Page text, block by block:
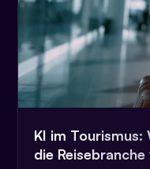
KI im Tourismus:
die